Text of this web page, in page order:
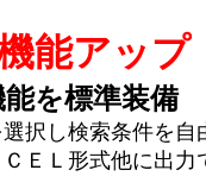
能アップ
を標準装備
択し検索条件を
ＥＬ形式他に出力